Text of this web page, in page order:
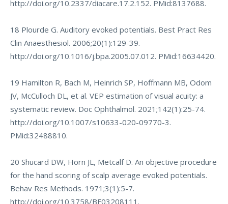
http://doi.org/10.2337/diacare.17.2.152. PMid:8137688.
18 Plourde G. Auditory evoked potentials. Best Pract Res
Clin Anaesthesiol. 2006;20(1):129-39.
http://doi.org/10.1016/j.bpa.2005.07.012. PMid:16634420.
19 Hamilton R, Bach M, Heinrich SP, Hoffmann MB, Odom
JV, McCulloch DL, et al. VEP estimation of visual acuity: a
systematic review. Doc Ophthalmol. 2021;142(1):25-74.
http://doi.org/10.1007/s10633-020-09770-3.
PMid:32488810.
20 Shucard DW, Horn JL, Metcalf D. An objective procedure
for the hand scoring of scalp average evoked potentials.
Behav Res Methods. 1971;3(1):5-7.
http://doi.org/10.3758/BF03208111 .